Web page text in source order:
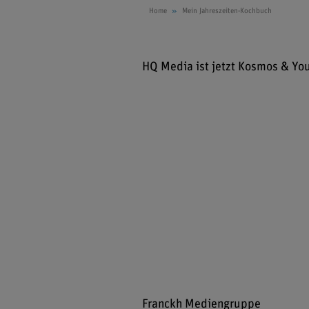
Home Mein Jahreszeiten-Kochbuch
HQ Media ist jetzt Kosmos &
Franckh Mediengruppe